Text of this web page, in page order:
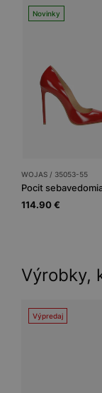
Novinky
WOJAS / 35053-55
114.90 €
Výrobky,
Výpredaj